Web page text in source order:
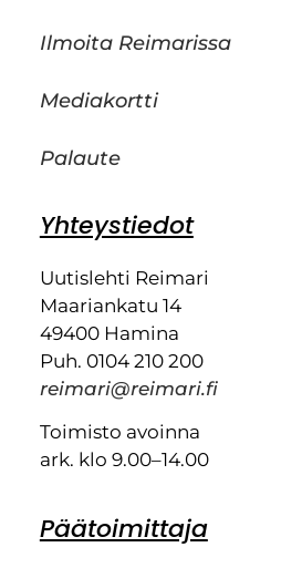
Ilmoita Reimarissa
Mediakortti
Palaute
Yhteystiedot
Uutislehti Reimari
Maariankatu 14
49400 Hamina
Puh. 0104 210 200
reimari@reimari.fi
Toimisto avoinna
ark. klo 9.00–14.00
Päätoimittaja